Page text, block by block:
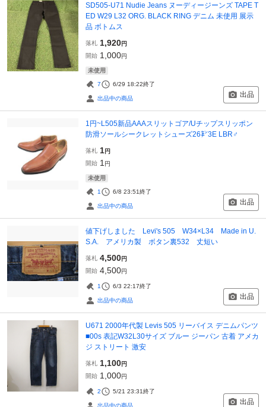
SD505-U71 Nudie Jeans ヌーディージーンズ TAPE T
ED W29 L32 ORG. BLACK RING デニム 未使用 展示
品 ボトムス
落札 1,920円
開始 1,000円
未使用
7 6/29 18:22終了
出品中の商品 出品
1円~L505新品AAAスリットゴア/Uチップスリッポン
防滑ソールシークレットシューズ26㌢3E LBR♂
落札 1円
開始 1 円
未使用
1 6/8 23:51終了
出品中の商品 出品
値下げしました Levi's 505 W34×L34 Made in U.
S.A. アメリカ製 ボタン裏532 丈短い
落札 4,500円
開始 4,500円
1 6/3 22:17終了
出品中の商品 出品
U671 2000年代製 Levis 505 リーバイス デニムパンツ
■00s 表記W32L30サイズ ブルー ジーパン 古着 アメカ
ジ ストリート 激安
落札 1,100円
開始 1,000円
2 5/21 23:31終了
出品中の商品 出品